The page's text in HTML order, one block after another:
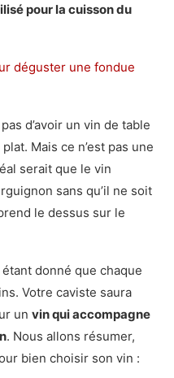
pour la cuisson du
déguster une fondue
d’avoir un vin de table
Mais ce n’est pas une
serait que le vin
sans qu’il ne soit
le dessus sur le
donné que chaque
Votre caviste saura
un vin qui accompagne
. Nous allons résumer,
bien choisir son vin :